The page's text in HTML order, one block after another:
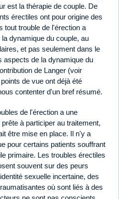
est la thérapie de couple. De
érectiles ont pour origine des
tout trouble de l'érection a
dynamique du couple, au
et pas seulement dans le
aspects de la dynamique du
de Langer (voir
de vue ont déjà été
contenter d'un bref résumé.
de l'érection a une
à participer au traitement,
être mise en place. Il n'y a
pour certains patients souffrant
primaire. Les troubles érectiles
souvent sur des peurs
sexuelle incertaine, des
où sont liés à des